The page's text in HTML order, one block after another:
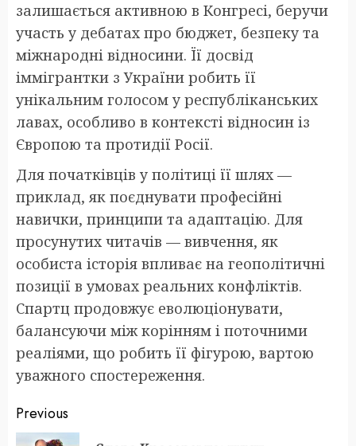
залишається активною в Конгресі, беручи
участь у дебатах про бюджет, безпеку та
міжнародні відносини. Її досвід
іммігрантки з України робить її
унікальним голосом у республіканських
лавах, особливо в контексті відносин із
Європою та протидії Росії.
Для початківців у політиці її шлях —
приклад, як поєднувати професійні
навички, принципи та адаптацію. Для
просунутих читачів — вивчення, як
особиста історія впливає на геополітичні
позиції в умовах реальних конфліктів.
Спартц продовжує еволюціонувати,
балансуючи між корінням і поточними
реаліями, що робить її фігурою, вартою
уважного спостереження.
Post
Previous